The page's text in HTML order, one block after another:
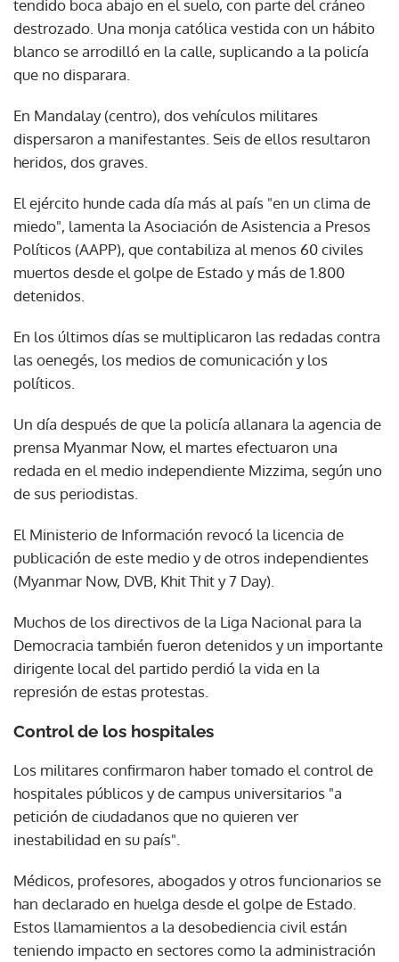
tendido boca abajo en el suelo, con parte del cráneo
destrozado. Una monja católica vestida con un hábito
blanco se arrodilló en la calle, suplicando a la policía
que no disparara.
En Mandalay (centro), dos vehículos militares
dispersaron a manifestantes. Seis de ellos resultaron
heridos, dos graves.
El ejército hunde cada día más al país "en un clima de
miedo", lamenta la Asociación de Asistencia a Presos
Políticos (AAPP), que contabiliza al menos 60 civiles
muertos desde el golpe de Estado y más de 1.800
detenidos.
En los últimos días se multiplicaron las redadas contra
las oenegés, los medios de comunicación y los
políticos.
Un día después de que la policía allanara la agencia de
prensa Myanmar Now, el martes efectuaron una
redada en el medio independiente Mizzima, según uno
de sus periodistas.
El Ministerio de Información revocó la licencia de
publicación de este medio y de otros independientes
(Myanmar Now, DVB, Khit Thit y 7 Day).
Muchos de los directivos de la Liga Nacional para la
Democracia también fueron detenidos y un importante
dirigente local del partido perdió la vida en la
represión de estas protestas.
Control de los hospitales
Los militares confirmaron haber tomado el control de
hospitales públicos y de campus universitarios "a
petición de ciudadanos que no quieren ver
inestabilidad en su país".
Médicos, profesores, abogados y otros funcionarios se
han declarado en huelga desde el golpe de Estado.
Estos llamamientos a la desobediencia civil están
teniendo impacto en sectores como la administración